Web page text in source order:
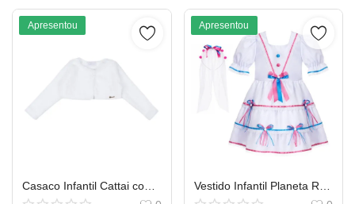
Apresentou Apresentou